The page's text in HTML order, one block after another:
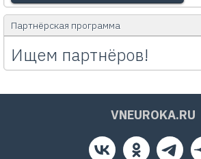
Партнёрская программа
Ищем партнёров!
VNEUROKA.RU